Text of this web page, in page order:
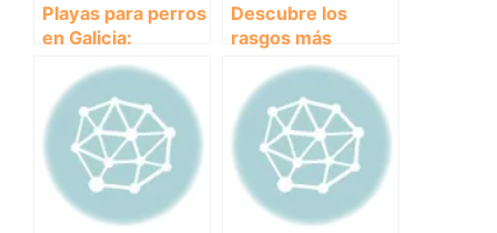
Playas para perros
en Galicia:
Descubre los
mejores lugares
donde disfrutar
con tu mascota
Descubre los
rasgos más
destacados del
caracter del Husky
Siberiano